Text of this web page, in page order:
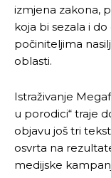
izmjena zakona,
koja bi sezala i
počiniteljima
oblasti.
Istraživanje
u porodici“ traje
objavu još tri
osvrta na
medijske